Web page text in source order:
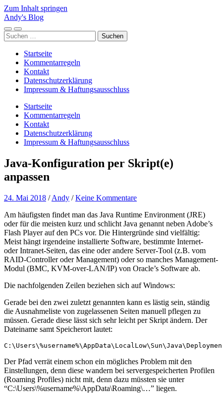
Zum Inhalt springen
Andy's Blog
Mobile-
Menü
Suchfeld
ein-/ausblenden
Suchen
nach:
Startseite
Kommentarregeln
Kontakt
Datenschutzerklärung
Impressum & Haftungsausschluss
Startseite
Kommentarregeln
Kontakt
Datenschutzerklärung
Impressum & Haftungsausschluss
Java-Konfiguration per Skript(e)
anpassen
24. Mai 2018 /Andy /Keine Kommentare
Am häufigsten findet man das Java Runtime Environment (JRE)
oder für die meisten kurz und schlicht Java genannt neben Adobe’s
Flash Player auf den PCs vor. Die Hintergründe sind vielfältig:
Meist hängt irgendeine installierte Software, bestimmte Internet-
oder Intranet-Seiten, das eine oder andere Server-Tool (z.B. vom
RAID-Controller oder Management) oder so manches Management-
Modul (BMC, KVM-over-LAN/IP) von Oracle’s Software ab.
Die nachfolgenden Zeilen beziehen sich auf Windows:
Gerade bei den zwei zuletzt genannten kann es lästig sein, ständig
die Ausnahmeliste von zugelassenen Seiten manuell pflegen zu
müssen. Gerade diese lässt sich sehr leicht per Skript ändern. Der
Dateiname samt Speicherort lautet:
Der Pfad verrät einem schon ein mögliches Problem mit den
Einstellungen, denn diese wandern bei servergespeicherten Profilen
(Roaming Profiles) nicht mit, denn dazu müssten sie unter
“C:\Users\%username%\AppData\Roaming\…” liegen.